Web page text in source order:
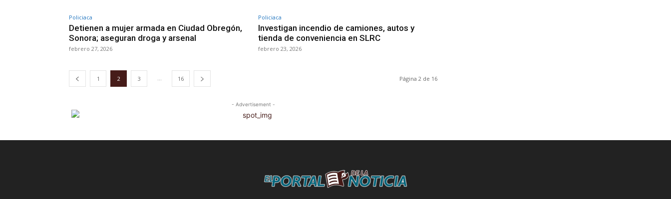
Policiaca
Detienen a mujer armada en Ciudad Obregón,
Sonora; aseguran droga y arsenal
febrero 27, 2026
Policiaca
Investigan incendio de camiones, autos y
tienda de conveniencia en SLRC
febrero 23, 2026
1 2 3 ... 16 Página 2 de 16
- Advertisement -